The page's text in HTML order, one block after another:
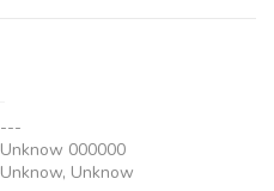
---
Unknow 000000
Unknow, Unknow